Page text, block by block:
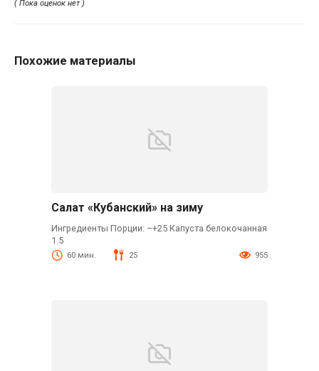
( Пока оценок нет )
Похожие материалы
Салат «Кубанский» на зиму
Ингредиенты Порции: –+25 Капуста белокочанная
1.5
60 мин. 25 955